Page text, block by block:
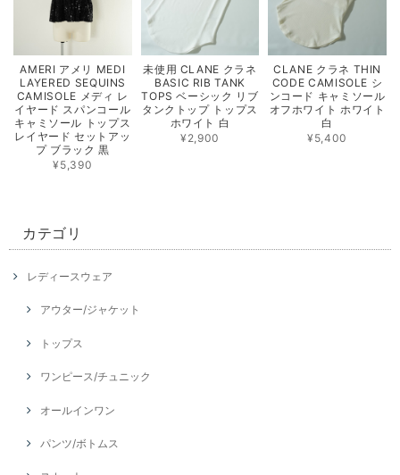
AMERI アメリ MEDI
LAYERED SEQUINS
CAMISOLE メディ レ
イヤード スパンコール
キャミソール トップス
レイヤード セットアッ
プ ブラック 黒
¥5,390
未使用 CLANE クラネ
BASIC RIB TANK
TOPS ベーシック リブ
タンクトップ トップス
ホワイト 白
¥2,900
CLANE クラネ THIN
CODE CAMISOLE シ
ンコード キャミソール
オフホワイト ホワイト
白
¥5,400
カテゴリ
レディースウェア
アウター/ジャケット
トップス
ワンピース/チュニック
オールインワン
パンツ/ボトムス